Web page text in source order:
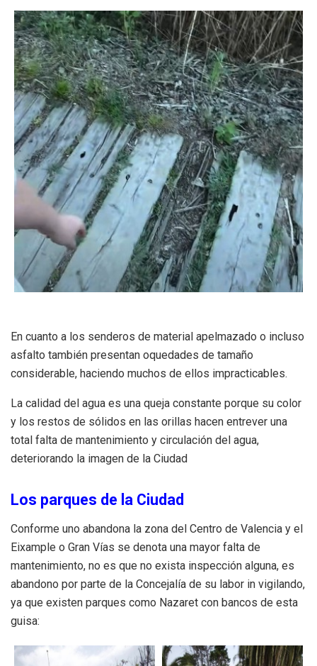
En cuanto a los senderos de material apelmazado o incluso
asfalto también presentan oquedades de tamaño
considerable, haciendo muchos de ellos impracticables.
La calidad del agua es una queja constante porque su color
y los restos de sólidos en las orillas hacen entrever una
total falta de mantenimiento y circulación del agua,
deteriorando la imagen de la Ciudad
Los parques de la Ciudad
Conforme uno abandona la zona del Centro de Valencia y el
Eixample o Gran Vías se denota una mayor falta de
mantenimiento, no es que no exista inspección alguna, es
abandono por parte de la Concejalía de su labor in vigilando,
ya que existen parques como Nazaret con bancos de esta
guisa: